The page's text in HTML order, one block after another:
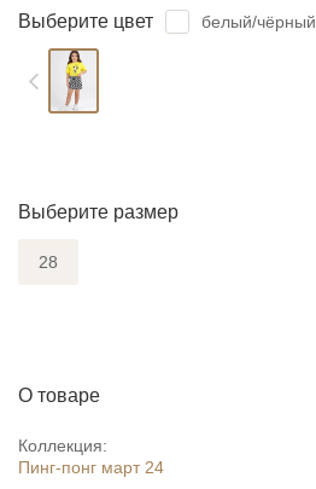
Выберите цвет белый/чёрный
Выберите размер
28
О товаре
Коллекция:
Пинг-понг март 24